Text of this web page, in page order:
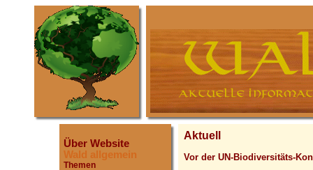
Über Website
Wald allgemein
Themen
Aktuell
Vor der UN-Biodiversitäts-